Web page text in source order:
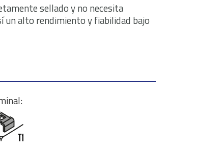
sellado y no necesita
un alto rendimiento y fiabilidad bajo